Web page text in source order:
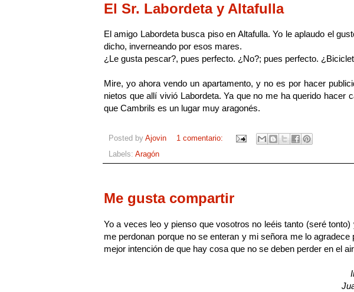
El Sr. Labordeta y Altafulla
El amigo Labordeta busca piso en Altafulla. Yo le aplaudo el
dicho, inverneando por esos mares.
¿Le gusta pescar?, pues perfecto. ¿No?; pues perfecto.
Mire, yo ahora vendo un apartamento, y no es por hacer
nietos que allí vivió Labordeta. Ya que no me ha querido
que Cambrils es un lugar muy aragonés.
Posted by Ajovin
1 comentario:
Labels: Aragón
Me gusta compartir
Yo a veces leo y pienso que vosotros no leéis tanto (seré
me perdonan porque no se enteran y mi señora me lo
mejor intención de que hay cosa que no se deben perder en el